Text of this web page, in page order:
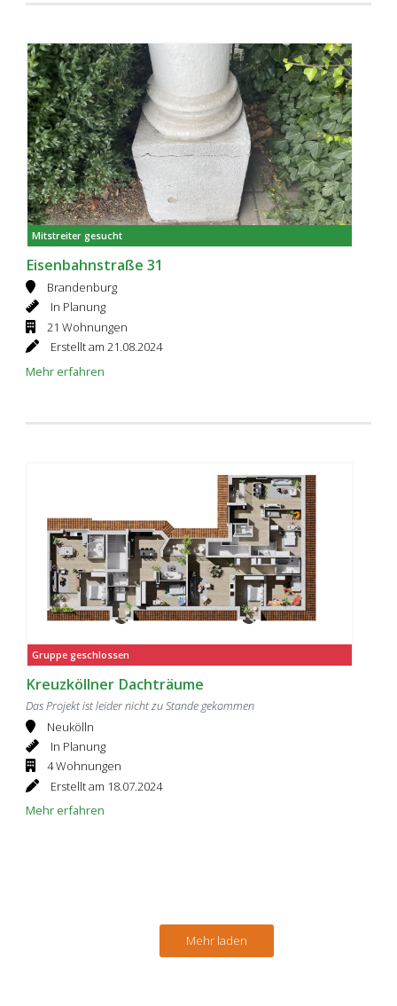
Mitstreiter gesucht
Eisenbahnstraße 31
Brandenburg
In Planung
21 Wohnungen
Erstellt am 21.08.2024
Mehr erfahren
Gruppe geschlossen
Kreuzköllner Dachträume
Das Projekt ist leider nicht zu Stande gekommen
Neukölln
In Planung
4 Wohnungen
Erstellt am 18.07.2024
Mehr erfahren
Mehr laden